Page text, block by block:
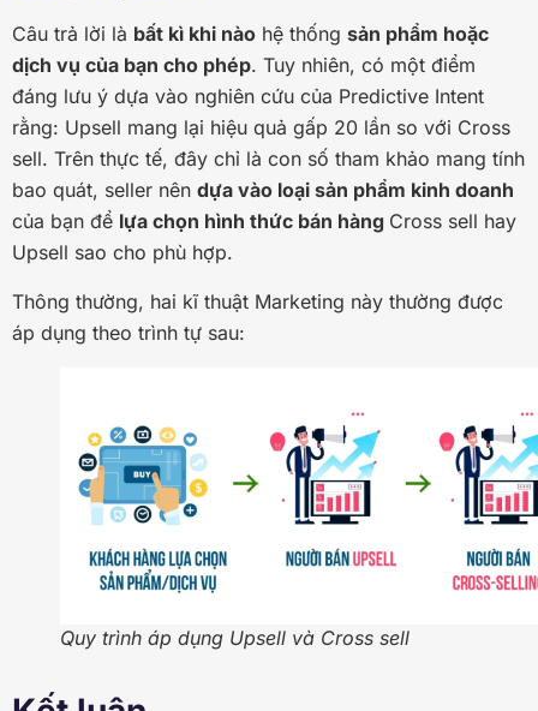
Câu trả lời là bất kì khi nào hệ thống sản phẩm hoặc
dịch vụ của bạn cho phép. Tuy nhiên, có một điểm
đáng lưu ý dựa vào nghiên cứu của Predictive Intent
rằng: Upsell mang lại hiệu quả gấp 20 lần so với Cross
sell. Trên thực tế, đây chỉ là con số tham khảo mang tính
bao quát, seller nên dựa vào loại sản phẩm kinh doanh
của bạn để lựa chọn hình thức bán hàng Cross sell hay
Upsell sao cho phù hợp.
Thông thường, hai kĩ thuật Marketing này thường được
áp dụng theo trình tự sau:
Quy trình áp dụng Upsell và Cross sell